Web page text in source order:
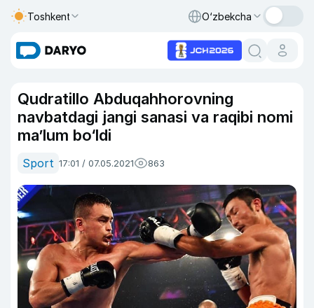
Toshkent O‘zbekcha
Qudratillo Abduqahhorovning
navbatdagi jangi sanasi va raqibi nomi
ma’lum bo‘ldi
Sport 17:01 / 07.05.2021 863